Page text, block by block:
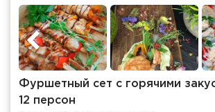
Фуршетный сет с горячими
12 персон